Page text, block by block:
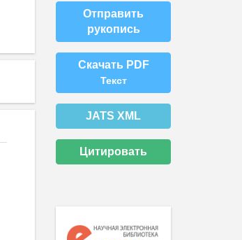
Отправить
рукопись
Скачать PDF
Текст
JATS XML
Цитировать